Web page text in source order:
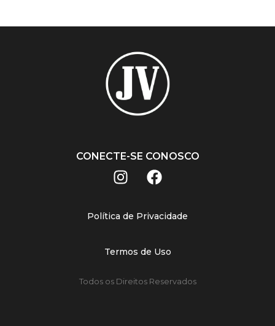
CONECTE-SE CONOSCO
Política de Privacidade
Termos de Uso
Todos os Direitos Reservados